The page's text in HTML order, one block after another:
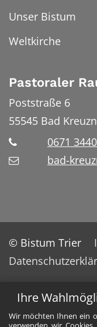
Ihre
Wir möchten Ihnen ein
Unser Bistum
Weltkirche
Pastoraler
Poststraße 6
55545 Bad
0671
bad-
© Bistum Trier